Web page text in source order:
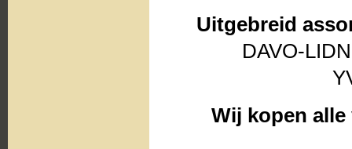
Uitgebreid
DAVO-
Wij kopen